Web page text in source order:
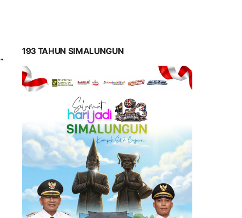
193 TAHUN SIMALUNGUN